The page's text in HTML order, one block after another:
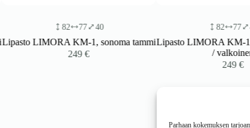
Parhaan kokemuksen
77 40
Lipasto LIMORA KM-1,
/ valkoinen
€
77 40
LIMORA KM-1, sonoma tammi
€